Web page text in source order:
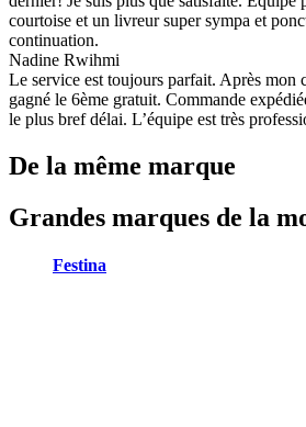
courtoise et un livreur super sympa et
continuation.
Nadine Rwihmi
Le service est toujours parfait. Après mon
gagné le 6ème gratuit. Commande
le plus bref délai. L’équipe est très
De la même marque
Grandes marques de la
Festina